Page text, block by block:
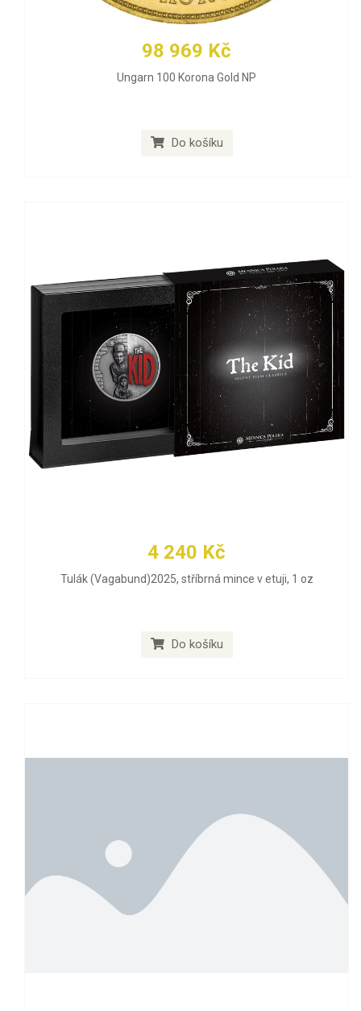
98 969 Kč
Ungarn 100 Korona Gold NP
Do košíku
4 240 Kč
Tulák (Vagabund)2025, stříbrná mince v etuji, 1 oz
Do košíku